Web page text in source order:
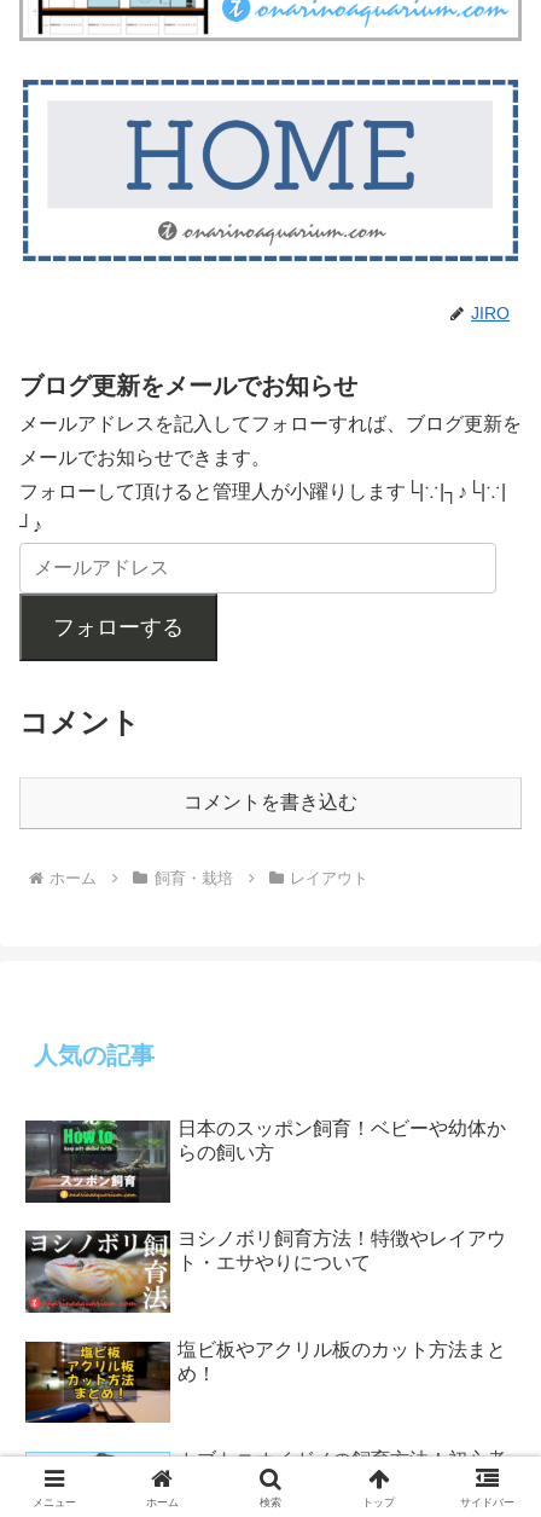
JIRO
ブログ更新をメールでお知らせ
メールアドレスを記入してフォローすれば、ブログ更新を
メールでお知らせできます。
フォローして頂けると管理人が小躍りします└|∵|┐♪└|∵|
┘♪
フォローする
コメント
コメントを書き込む
ホーム 飼育・栽培 レイアウト
人気の記事
日本のスッポン飼育！ベビーや幼体か
らの飼い方
ヨシノボリ飼育方法！特徴やレイアウ
ト・エサやりについて
塩ビ板やアクリル板のカット方法まと
め！
カブトニオイガメの飼育方法！初心者
にオススメなカメの簡単な飼い方！
メニュー ホーム 検索 トップ サイドバー